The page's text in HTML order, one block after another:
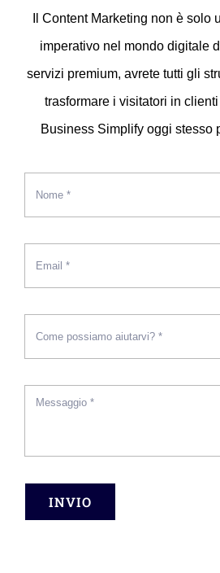
Il Content Marketing non è solo
imperativo nel mondo digitale
servizi premium, avrete tutti gli
trasformare i visitatori in
Business Simplify oggi stesso
INVIO